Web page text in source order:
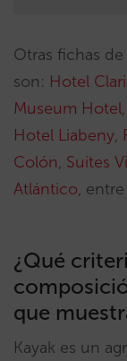
Otras fichas
son: Hotel
Museum Hotel,
Hotel Liabeny,
Colón, Suites
Atlántico,
¿Qué
que
Kayak es un